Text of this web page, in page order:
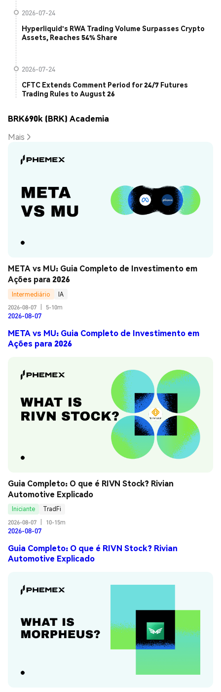
2026-07-24
Hyperliquid's RWA Trading Volume Surpasses Crypto
Assets, Reaches 54% Share
2026-07-24
CFTC Extends Comment Period for 24/7 Futures
Trading Rules to August 26
BRK690k (BRK) Academia
Mais
META vs MU: Guia Completo de Investimento em
Ações para 2026
Intermediário
IA
2026-08-07
5-10m
2026-08-07
META vs MU: Guia Completo de Investimento em
Ações para 2026
Guia Completo: O que é RIVN Stock? Rivian
Automotive Explicado
Iniciante
TradFi
2026-08-07
10-15m
2026-08-07
Guia Completo: O que é RIVN Stock? Rivian
Automotive Explicado